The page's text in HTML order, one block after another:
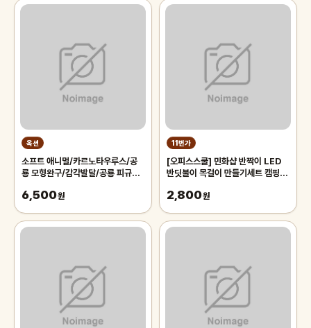
옥션
소프트 애니멀/카르노타우루스/공
룡 모형완구/감각발달/공룡 피규어/
6,500원
11번가
[오피스스쿨] 민화샵 반짝이 LED
반딧불이 목걸이 만들기세트 캠핑 야
들기
2,800원